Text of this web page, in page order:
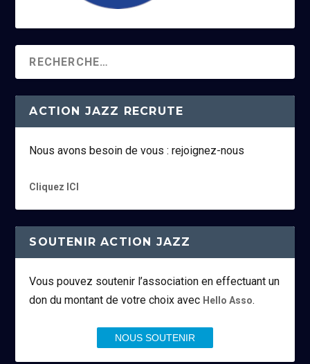
ACTION JAZZ RECRUTE
Nous avons besoin de vous : rejoignez-nous
Cliquez ICI
SOUTENIR ACTION JAZZ
Vous pouvez soutenir l’association en effectuant un
don du montant de votre choix avec Hello Asso.
NOUS SOUTENIR